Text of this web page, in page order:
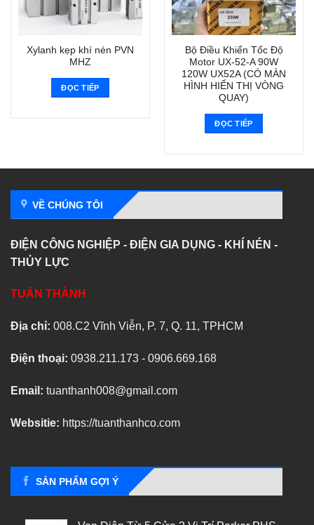
Xylanh kẹp khí nén PVN
MHZ
ĐỌC TIẾP
Bộ Điều Khiển Tốc Độ
Motor UX-52-A 90W
120W UX52A (CÓ MÀN
HÌNH HIỂN THỊ VÒNG
QUAY)
ĐỌC TIẾP
VỀ CHÚNG TÔI
ĐIỆN CÔNG NGHIỆP - ĐIỆN GIA DỤNG - KHÍ NÉN -
THỦY LỰC
TUẤN THÀNH
Địa chỉ: 008.C2 Vĩnh Viễn, P. 7, Q. 11, TPHCM
Điện thoại: 0938.211.173 - 0906.669.168
Email: tuanthanh008@gmail.com
Websitie: https://tuanthanhco.com
SẢN PHẨM GỢI Ý